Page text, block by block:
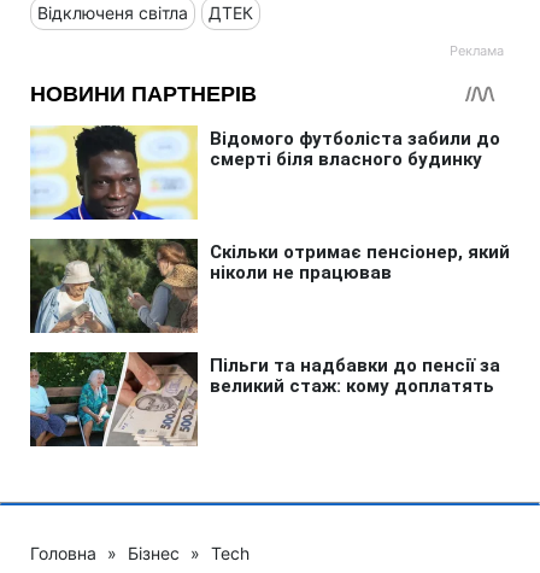
Відключеня світла ДТЕК
Головна » Бізнес » Tech